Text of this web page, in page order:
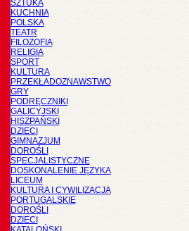
SZTUKA
KUCHNIA
POLSKA
TEATR
FILOZOFIA
RELIGIA
SPORT
KULTURA
PRZEKŁADOZNAWSTWO
GRY
PODRĘCZNIKI
GALICYJSKI
HISZPAŃSKI
DZIECI
GIMNAZJUM
DOROŚLI
SPECJALISTYCZNE
DOSKONALENIE JĘZYKA
LICEUM
KULTURA I CYWILIZACJA
PORTUGALSKIE
DOROŚLI
DZIECI